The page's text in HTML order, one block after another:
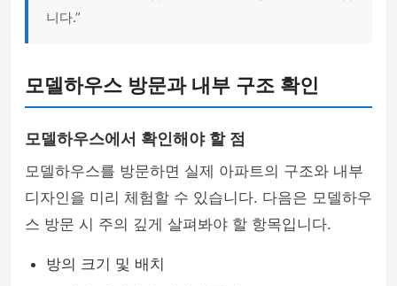
니다.”
모델하우스 방문과 내부 구조 확인
모델하우스에서 확인해야 할 점
모델하우스를 방문하면 실제 아파트의 구조와 내부
디자인을 미리 체험할 수 있습니다. 다음은 모델하우
스 방문 시 주의 깊게 살펴봐야 할 항목입니다.
방의 크기 및 배치